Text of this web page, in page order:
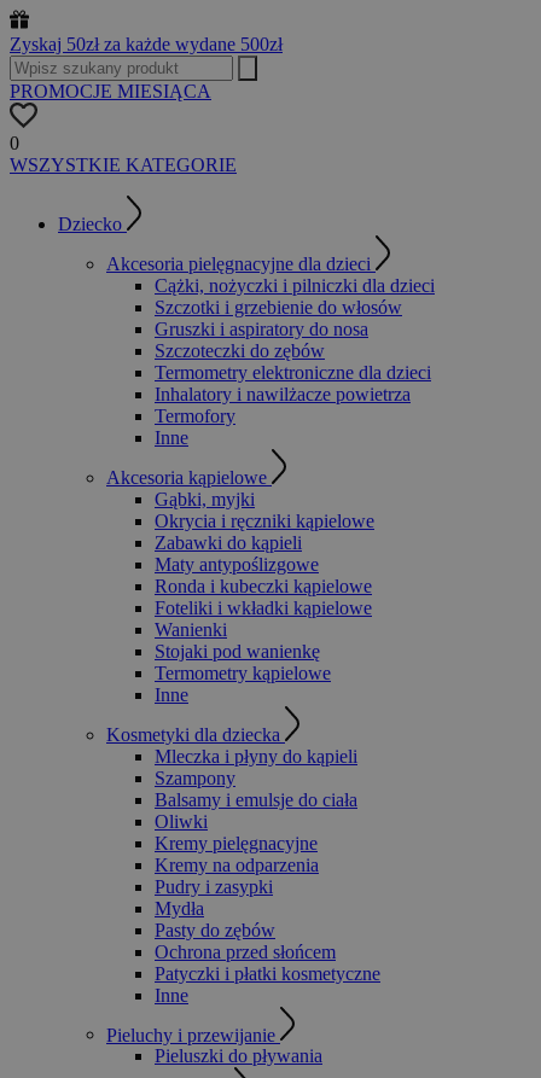
Zyskaj 50zł za każde wydane 500zł
PROMOCJE MIESIĄCA
0
WSZYSTKIE KATEGORIE
Dziecko
Akcesoria pielęgnacyjne dla dzieci
Cążki, nożyczki i pilniczki dla dzieci
Szczotki i grzebienie do włosów
Gruszki i aspiratory do nosa
Szczoteczki do zębów
Termometry elektroniczne dla dzieci
Inhalatory i nawilżacze powietrza
Termofory
Inne
Akcesoria kąpielowe
Gąbki, myjki
Okrycia i ręczniki kąpielowe
Zabawki do kąpieli
Maty antypoślizgowe
Ronda i kubeczki kąpielowe
Foteliki i wkładki kąpielowe
Wanienki
Stojaki pod wanienkę
Termometry kąpielowe
Inne
Kosmetyki dla dziecka
Mleczka i płyny do kąpieli
Szampony
Balsamy i emulsje do ciała
Oliwki
Kremy pielęgnacyjne
Kremy na odparzenia
Pudry i zasypki
Mydła
Pasty do zębów
Ochrona przed słońcem
Patyczki i płatki kosmetyczne
Inne
Pieluchy i przewijanie
Pieluszki do pływania